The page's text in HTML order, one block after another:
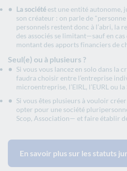
La société est une entité autonome,
son créateur : on parle de "personne
personnels restent donc à l’abri, la
des associés se limitant—sauf en
montant des apports financiers de
Seul(e) ou à plusieurs ?
Si vous vous lancez en solo dans la
faudra choisir entre l’entreprise
microentreprise, l’EIRL, l’EURL ou la
Si vous êtes plusieurs à vouloir
opter pour une société
Scop, Association— et faire établir
En savoir plus sur les statuts